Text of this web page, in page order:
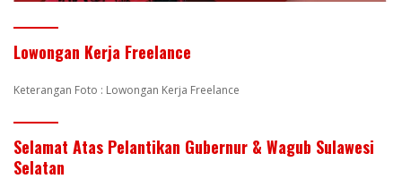
Lowongan Kerja Freelance
Keterangan Foto : Lowongan Kerja Freelance
Selamat Atas Pelantikan Gubernur & Wagub Sulawesi
Selatan